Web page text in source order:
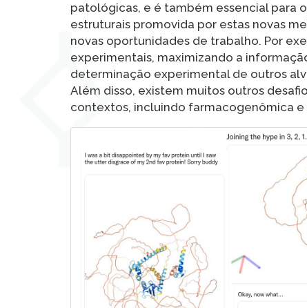
patológicas, e é também essencial para
estruturais promovida por estas novas
novas oportunidades de trabalho. Por
experimentais, maximizando a
determinação experimental de outros
Além disso, existem muitos outros
contextos, incluindo farmacogenômica